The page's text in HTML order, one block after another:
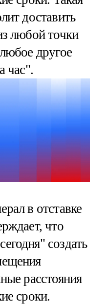
доставить
любой точки
другое
час".
в отставке
что
создать
расстояния
сроки.